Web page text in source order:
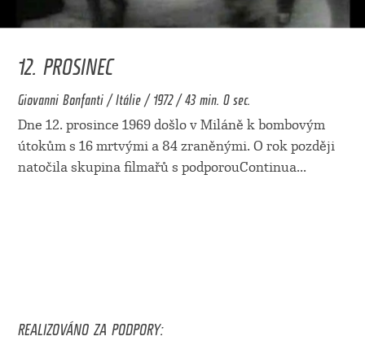
12. PROSINEC
Giovanni Bonfanti / Itálie / 1972 / 43 min. 0 sec.
Dne 12. prosince 1969 došlo v Miláně k bombovým
útokům s 16 mrtvými a 84 zraněnými. O rok později
natočila skupina filmařů s podporouContinua...
REALIZOVÁNO ZA PODPORY: